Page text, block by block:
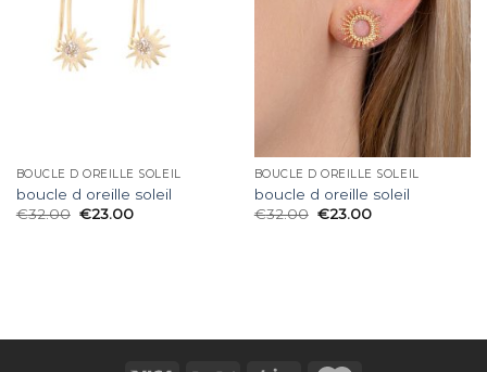
BOUCLE D OREILLE SOLEIL
boucle d oreille soleil
€32.00 €23.00
BOUCLE D OREILLE SOLEIL
boucle d oreille soleil
€32.00 €23.00